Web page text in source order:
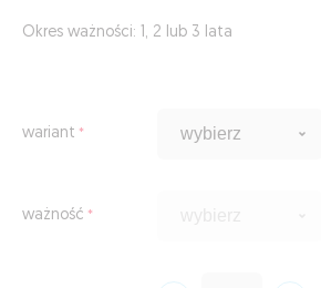
Okres ważności: 1, 2 lub 3 lata
wariant
ważność